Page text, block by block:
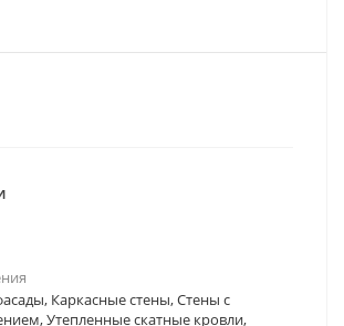
Каркасные стены, Стены с
Утепленные скатные кровли,